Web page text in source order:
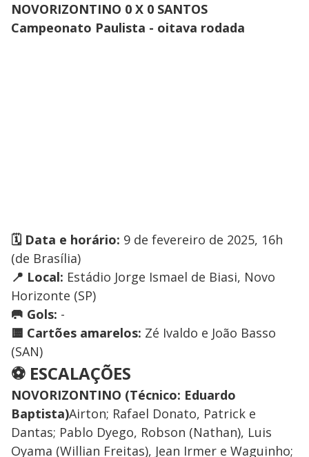
NOVORIZONTINO 0 X 0 SANTOS
Campeonato Paulista - oitava rodada
🗓️ Data e horário: 9 de fevereiro de 2025, 16h
(de Brasília)
📍 Local: Estádio Jorge Ismael de Biasi, Novo
Horizonte (SP)
🥅 Gols: -
🟨 Cartões amarelos: Zé Ivaldo e João Basso
(SAN)
⚽ ESCALAÇÕES
NOVORIZONTINO (Técnico: Eduardo
Baptista)Airton; Rafael Donato, Patrick e
Dantas; Pablo Dyego, Robson (Nathan), Luis
Oyama (Willian Freitas), Jean Irmer e Waguinho;